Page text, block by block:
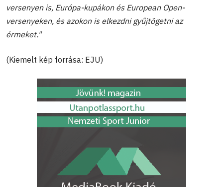
versenyen is, Európa-kupákon és European Open-
versenyeken, és azokon is elkezdni gyűjtögetni az
érmeket."
(Kiemelt kép forrása: EJU)